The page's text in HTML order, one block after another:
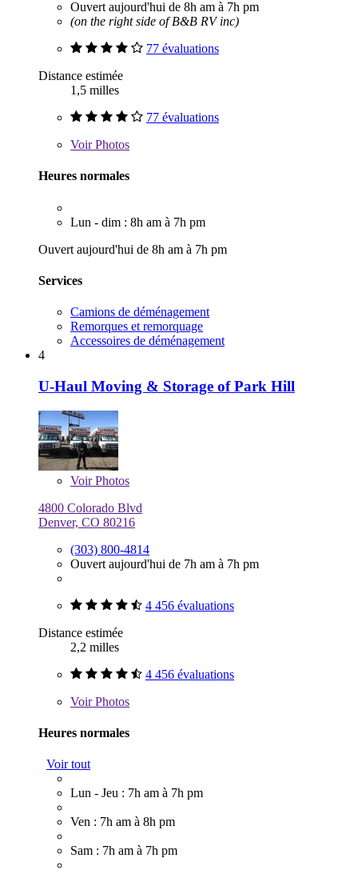
Ouvert aujourd'hui de 8h am à 7h pm
(on the right side of B&B RV inc)
77 évaluations
Distance estimée
1,5 milles
77 évaluations
VoirPhotos
Heures normales
Lun - dim : 8h am à 7h pm
Ouvert aujourd'hui de 8h am à 7h pm
Services
Camions de déménagement
Remorques et remorquage
Accessoires de déménagement
4
U-Haul Moving & Storage of Park Hill
VoirPhotos
4800 Colorado Blvd
Denver, CO 80216
(303) 800-4814
Ouvert aujourd'hui de 7h am à 7h pm
4 456 évaluations
Distance estimée
2,2 milles
4 456 évaluations
VoirPhotos
Heures normales
Voir tout
Lun - Jeu : 7h am à 7h pm
Ven : 7h am à 8h pm
Sam : 7h am à 7h pm